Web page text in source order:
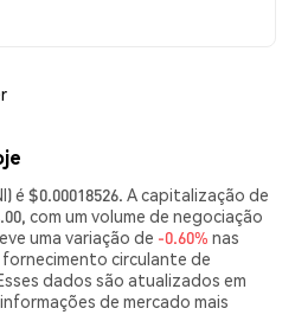
é $0.00018526. A capitalização de
com um volume de negociação
uma variação de -0.60% nas
fornecimento circulante de
dados são atualizados em
de mercado mais